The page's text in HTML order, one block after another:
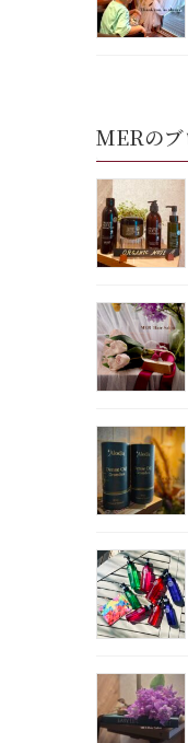
MERのブ